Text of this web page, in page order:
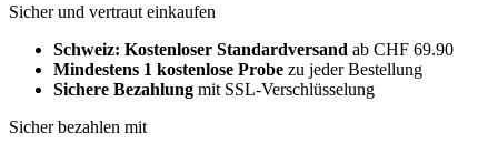
Sicher und vertraut einkaufen
Schweiz: Kostenloser Standardversand ab CHF 69.90
Mindestens 1 kostenlose Probe zu jeder Bestellung
Sichere Bezahlung mit SSL-Verschlüsselung
Sicher bezahlen mit